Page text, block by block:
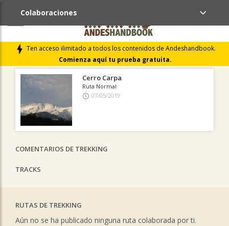
Ten acceso ilimitado a todos los contenidos de Andeshandbook.
Comienza aquí tu prueba gratuita.
Colaboraciones
ÚLTIMAS COLABORACIONES PUBLICADAS
LIBROS DE CUMBRES
Cerro Carpa
Ruta Normal
07/05/2019
COMENTARIOS DE TREKKING
TRACKS
RUTAS DE TREKKING
Aún no se ha publicado ninguna ruta colaborada por ti.